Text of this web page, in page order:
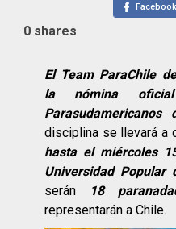
Facebook
0 shares
El Team ParaChile
la nómina oficial
Parasudamericanos
disciplina se llevará a
hasta el miércoles
Universidad Popular
serán
18
representarán a Chile.